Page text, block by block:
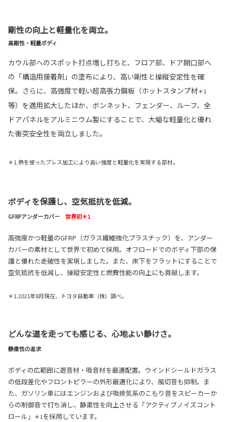
剛性の向上と軽量化を両立。
高剛性・軽量ボディ
カウル部へのスポット打点増し打ちと、フロア部、ドア開口部へ
の「構造用接着剤」の塗布により、高い剛性と操縦安定性を確
保。さらに、高強度で軽い超高張力鋼板（ホットスタンプ材＊1
等）を適用拡大したほか、ボンネット、フェンダー、ルーフ、全
ドアパネルをアルミニウム製にすることで、大幅な軽量化と優れ
た衝突安全性を両立しました。
＊1.熱を使ったプレス加工により高い強度と軽量化を実現する部材。
ボディを保護し、空気抵抗を低減。
GFRPアンダーカバー 世界初＊1
高強度かつ軽量のGFRP（ガラス繊維強化プラスチック）を、アンダー
カバーの素材として世界で初めて採用。オフロードでのボディ下部の保
護と優れた走破性を実現しました。また、床下をフラットにすることで
空気抵抗を低減し、操縦安定性と燃費性能の向上にも貢献します。
＊1.2021年8月現在、トヨタ自動車（株）調べ。
どんな道を走っても感じる、心地よい静けさ。
静粛性の追求
ボディの広範囲に遮音材・吸音材を最適配置。ウインドシールドガラス
の低段差化やフロントピラーの外形最適化により、風切音も抑制。ま
た、ガソリン車にはエンジンおよび吸排気系のこもり音をスピーカーか
らの制御音で打ち消し、静粛性を向上させる「アクティブノイズコント
ロール」
＊1を採用しています。